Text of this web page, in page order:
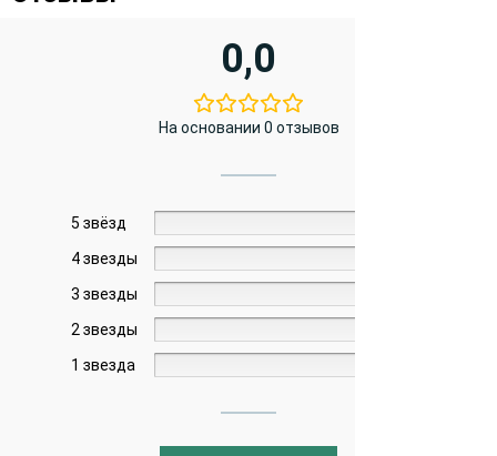
0,0
На основании 0 отзывов
5 звёзд
4 звезды
3 звезды
2 звезды
1 звезда